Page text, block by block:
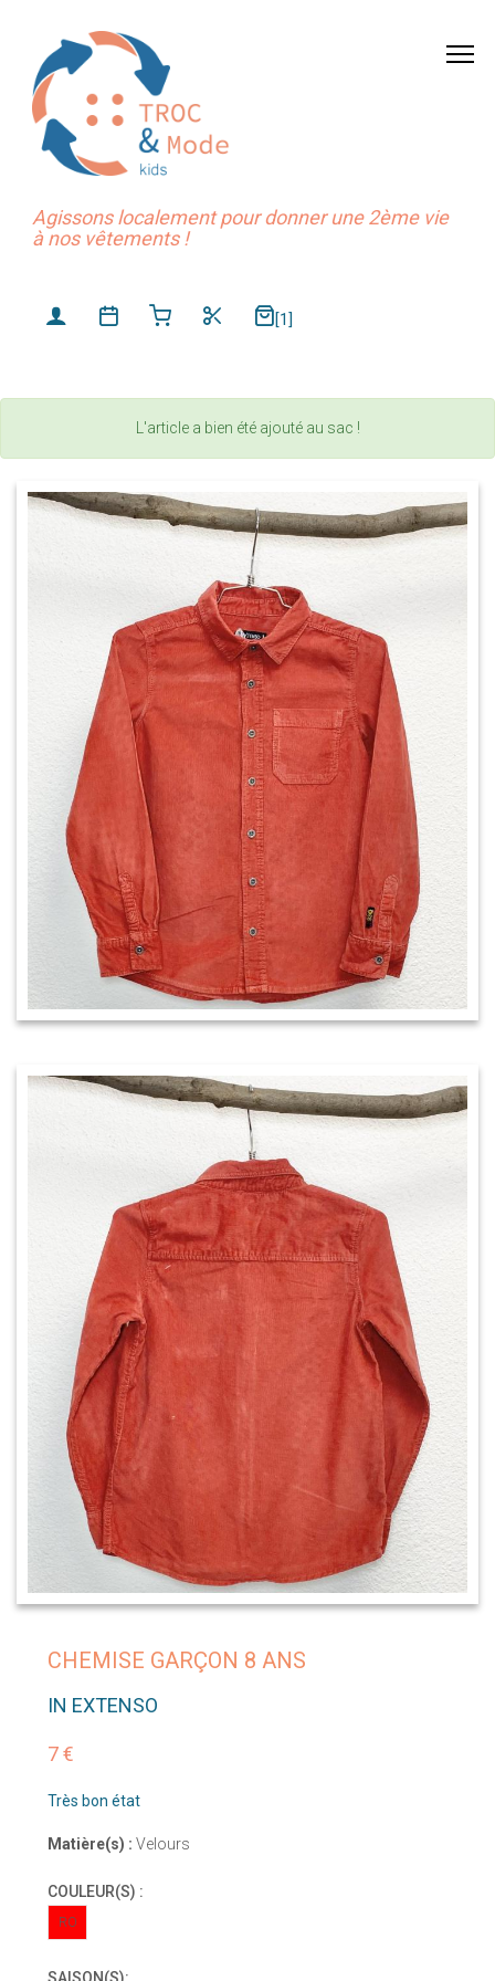
Agissons localement pour donner une 2ème vie
à nos vêtements !
[1]
L'article a bien été ajouté au sac !
CHEMISE GARÇON 8 ANS
IN EXTENSO
7 €
Très bon état
Matière(s) : Velours
COULEUR(S) :
RO